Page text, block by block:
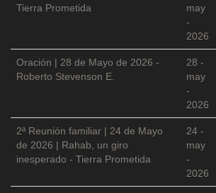
Tierra Prometida
may
-
2026
Oración | 28 de Mayo de 2026 -
Roberto Stevenson E.
28 -
may
-
2026
2ª Reunión familiar | 24 de Mayo
de 2026 | Rahab, un giro
inesperado - Tierra Prometida
24 -
may
-
2026